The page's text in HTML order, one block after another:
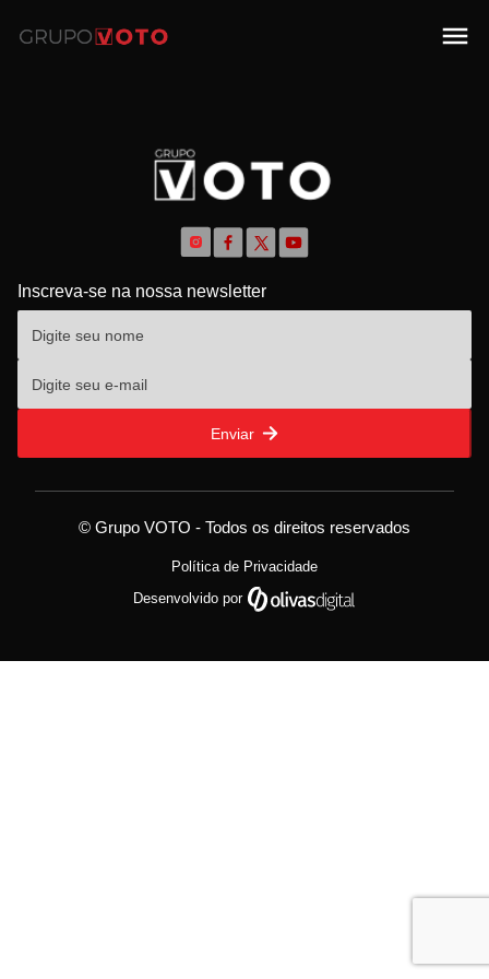
Inscreva-se na nossa newsletter
Enviar
© Grupo VOTO - Todos os direitos reservados
Política de Privacidade
Desenvolvido por